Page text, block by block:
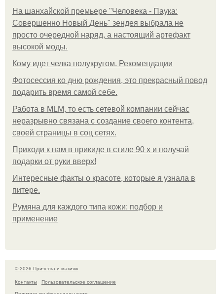
На шанхайской премьере "Человека - Паука:
Совершенно Новый День" зендея выбрала не
просто очередной наряд, а настоящий артефакт
высокой моды.
Кому идет челка полукругом. Рекомендации
Фотосессия ко дню рождения, это прекрасный повод
подарить время самой себе.
Работа в MLM, то есть сетевой компании сейчас
неразрывно связана с создание своего контента,
своей страницы в соц сетях.
Приходи к нам в прикиде в стиле 90 х и получай
подарки от руки вверх!
Интересные факты о красоте, которые я узнала в
питере.
Румяна для каждого типа кожи: подбор и
применение
© 2026 Прическа и макияж
Контакты
Пользовательское соглашение